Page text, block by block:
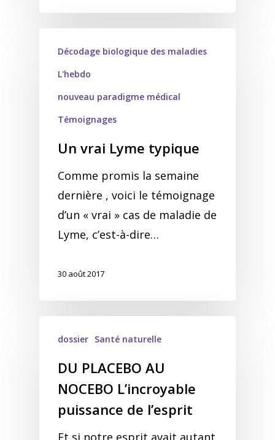
Décodage biologique des maladies
L'hebdo
nouveau paradigme médical
Témoignages
Un vrai Lyme typique
Comme promis la semaine
dernière , voici le témoignage
d’un « vrai » cas de maladie de
Lyme, c’est-à-dire…
30 août 2017
dossier Santé naturelle
DU PLACEBO AU
NOCEBO L’incroyable
puissance de l’esprit
Et si notre esprit avait autant